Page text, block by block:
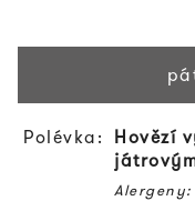
Polévka:
Hovězí
Alergeny: